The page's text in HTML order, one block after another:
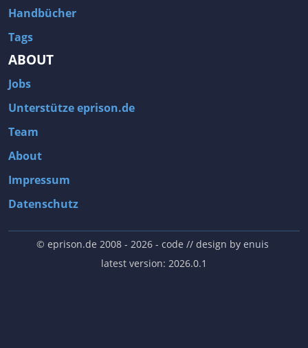
Handbücher
Tags
ABOUT
Jobs
Unterstütze eprison.de
Team
About
Impressum
Datenschutz
© eprison.de 2008 - 2026- code // design by enuis
latest version: 2026.0.1